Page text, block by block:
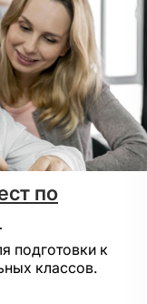
по
подготовки к
классов.